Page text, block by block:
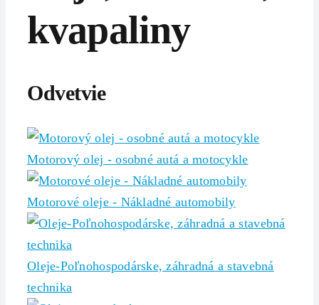
kvapaliny
Odvetvie
Motorový olej - osobné autá a motocykle
Motorové oleje - Nákladné automobily
Oleje-Poľnohospodárske, záhradná a stavebná
technika